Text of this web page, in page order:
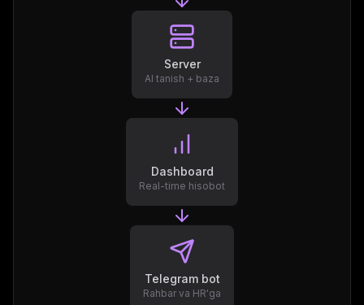
Server
AI tanish + baza
Dashboard
Real-time hisobot
Telegram bot
Rahbar va HR'ga